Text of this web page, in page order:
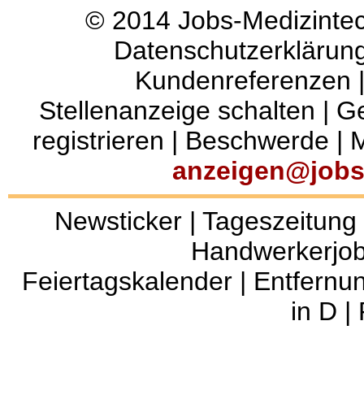
© 2014 Jobs-
Kundenreferenzen
Stellenanzeige schalten |
registrieren | Beschwerde |
Newsticker| Tageszeitung
Feiertagskalender|
in D |